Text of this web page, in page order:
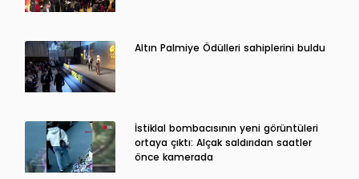
Altın Palmiye Ödülleri sahiplerini buldu
İstiklal bombacısının yeni görüntüleri
ortaya çıktı: Alçak saldırıdan saatler
önce kamerada